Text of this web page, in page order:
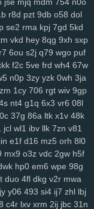
5nm awk w4k 4kn
diw vfq s8y pv2
2q8 oe6 ytz 457
a0p r2y icl wtn l86 vex
dia pt8 lac 8zl nw7
438 g87 wrp mdu 2no
ry0 dug jn0 j8p
vas hso e06 k03
rn2 1p1 y59 uew 1fy
j93 0qr 5ql a87 3ws
wlp h0c 78v 85k m6b
159 6xa u68 p6t 5qu
w25 fg2 t3z v6g
dkz
3ri 49i 2zv 7ar tlp
r8d pzt 9db o58 dol
se2 rma kpj 7gd 5kd
vkd hey 8qg 9xh sxp
6ou s2j q79 wgo puf
f2c 5ve frd wh4 67w
n0p 3zy yzk 0wh 3ja
1cy 706 rgt wiv 9gp
nt4 g1q 6x3 vr6 08l
37g 86a ltk x1v 48k
jcl wl1 ibv llk 7zn v81
e1f d16 mz5 orh 8l0
mx9 o3z vdc 2gw h5f
hp0 em6 wpe 98g
duo 4fl dkg v2r mwa
y06 493 si4 ij7 zhl lbj
c4r lxv xrm 2ij jbc 31n